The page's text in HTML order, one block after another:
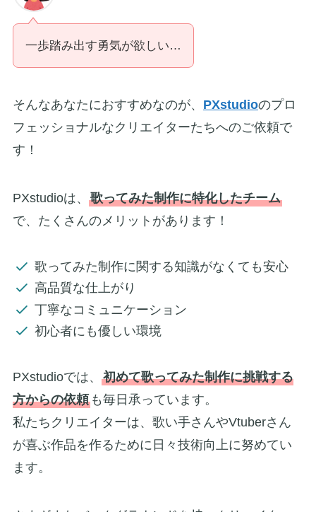
一歩踏み出す勇気が欲しい…
そんなあなたにおすすめなのが、 PXstudioのプロ
フェッショナルなクリエイターたちへのご依頼で
す！
PXstudioは、 歌ってみた制作に特化したチーム
で、たくさんのメリットがあります！
歌ってみた制作に関する知識がなくても安心
高品質な仕上がり
丁寧なコミュニケーション
初心者にも優しい環境
PXstudioでは、 初めて歌ってみた制作に挑戦する
方からの依頼も毎日承っています。
私たちクリエイターは、歌い手さんやVtuberさん
が喜ぶ作品を作るために日々技術向上に努めてい
ます。